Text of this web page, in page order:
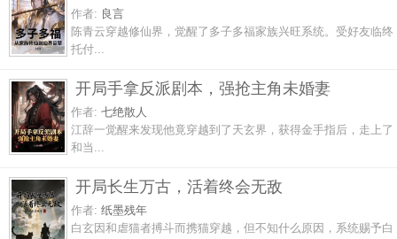
作者: 良言
陈青云穿越修仙界，觉醒了多子多福家族兴旺系统。受好友临终
托付...
开局手拿反派剧本，强抢主角未婚妻
作者: 七绝散人
江辞一觉醒来发现他竟穿越到了天玄界，获得金手指后，走上了
和当...
开局长生万古，活着终会无敌
作者: 纸墨残年
白玄因和虐猫者搏斗而携猫穿越，但不知什么原因，系统赐予白